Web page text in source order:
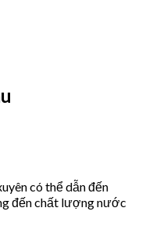
có thể dẫn đến
đến chất lượng nước